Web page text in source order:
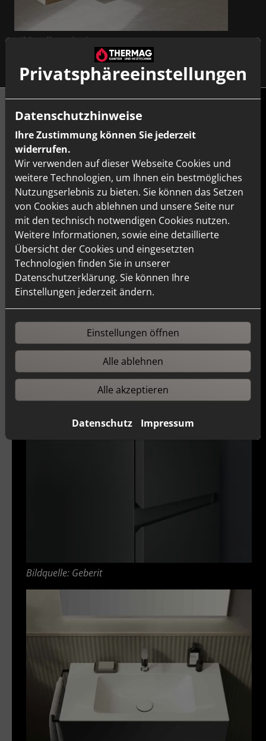
Bildquelle: Geberit
MIX & MATCH
KOMPATIBEL – ALLES
PASST ZUSAMMEN
CALUNA bietet eine große Auswahl an Formen,
Größen, beliebten Farben und hochwertigen
Oberflächen, die sich auch serienübergreifend
kombinieren lassen. So entsteht eine Badlösung,
die optisch aus einem Guss wirkt – und trotzdem
maximal individuell ist.
Bildquelle: Geberit
Privatsphäre­einstellungen
Datenschutzhinweise
Ihre Zustimmung können Sie jederzeit
widerrufen.
Wir verwenden auf dieser Webseite Cookies und
weitere Technologien, um Ihnen ein bestmögliches
Nutzungserlebnis zu bieten. Sie können das Setzen
von Cookies auch ablehnen und unsere Seite nur
mit den technisch notwendigen Cookies nutzen.
Weitere Informationen, sowie eine detaillierte
Übersicht der Cookies und eingesetzten
Technologien finden Sie in unserer
Datenschutzerklärung. Sie können Ihre
Einstellungen jederzeit ändern.
Einstellungen öffnen
Alle ablehnen
Alle akzeptieren
Datenschutz Impressum